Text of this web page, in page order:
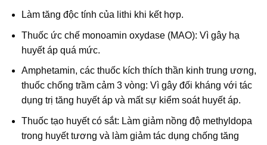
Làm tăng độc tính của lithi khi kết hợp.
Thuốc ức chế monoamin oxydase (MAO): Vì gây hạ
huyết áp quá mức.
Amphetamin, các thuốc kích thích thần kinh trung ương,
thuốc chống trầm cảm 3 vòng: Vì gây đối kháng với tác
dụng trị tăng huyết áp và mất sự kiểm soát huyết áp.
Thuốc tạo huyết có sắt: Làm giảm nồng độ methyldopa
trong huyết tương và làm giảm tác dụng chống tăng